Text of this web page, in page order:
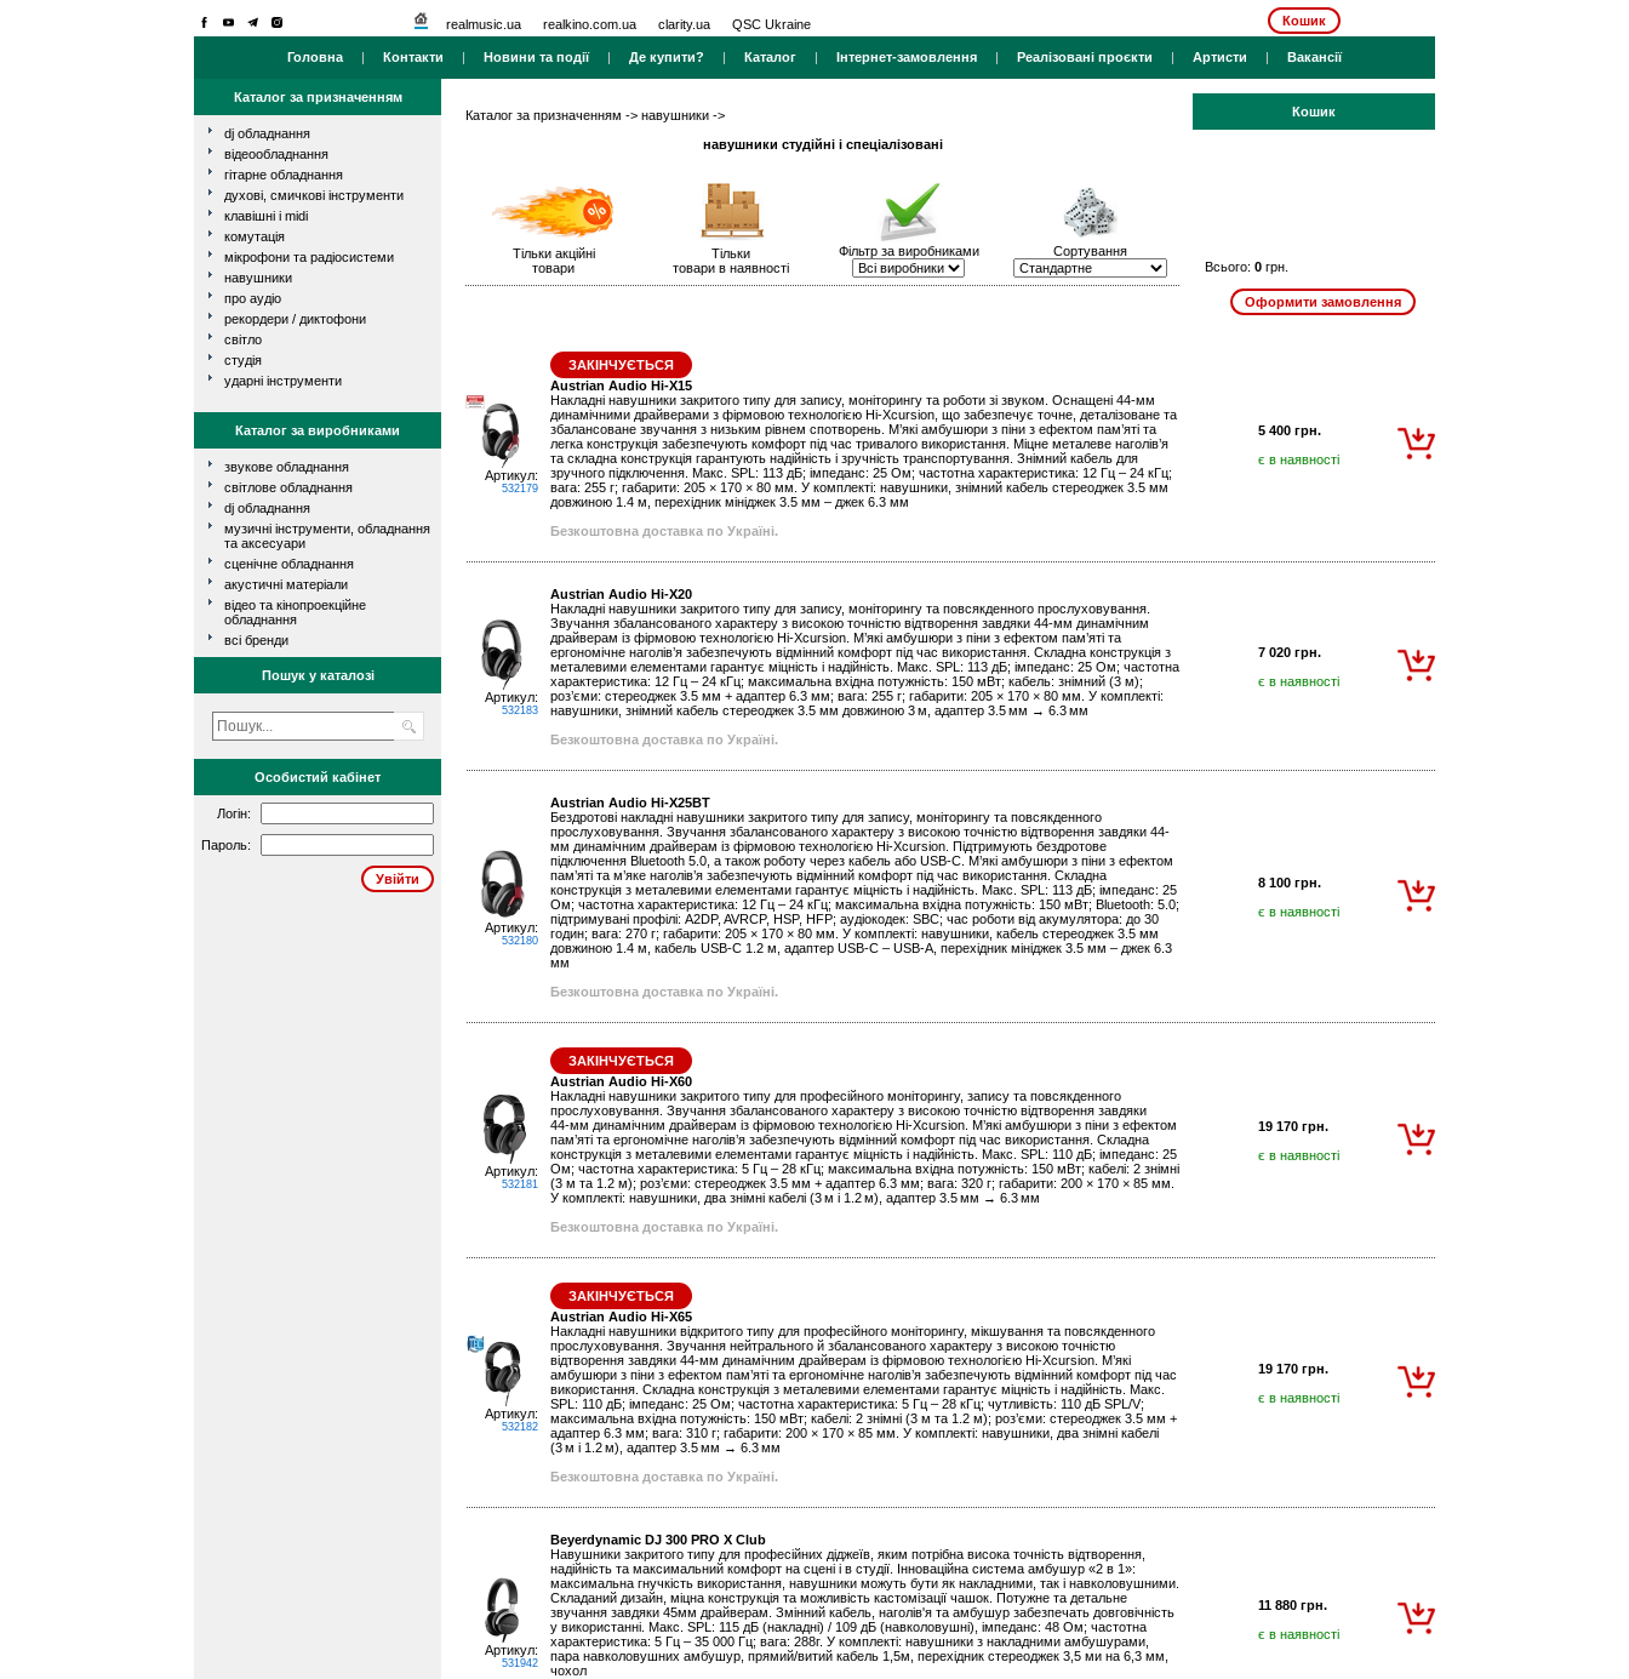
realmusic.ua realkino.com.ua clarity.ua QSC Ukraine Кошик
Головна | Контакти | Новини та події| Де купити? | Каталог | Інтернет-замовлення | Реалізовані проєкти | Артисти | Вакансії
Каталог за призначенням
dj обладнання
відеообладнання
гітарне обладнання
духові, смичкові інструменти
клавішні і midi
комутація
мікрофони та радіосистеми
навушники
про аудіо
рекордери / диктофони
світло
студія
ударні інструменти
Каталог за виробниками
звукове обладнання
світлове обладнання
dj обладнання
музичні інструменти, обладнання
та аксесуари
сценічне обладнання
акустичні матеріали
відео та кінопроекційне
обладнання
всі бренди
Пошук у каталозі
Особистий кабінет
Логін:
Пароль:
Каталог за призначенням -> навушники ->
навушники студійні і спеціалізовані
Тільки акційні
товари
Тільки
товари в наявності
Фільтр за виробниками Сортування
Кошик
Всього: 0 грн.
Артикул:
532179
ЗАКІНЧУЄТЬСЯ
Austrian Audio Hi-X15
Накладні навушники закритого типу для запису, моніторингу та роботи зі звуком. Оснащені 44-мм
динамічними драйверами з фірмовою технологією Hi-Xcursion, що забезпечує точне, деталізоване та
збалансоване звучання з низьким рівнем спотворень. М’які амбушюри з піни з ефектом пам’яті та
легка конструкція забезпечують комфорт під час тривалого використання. Міцне металеве наголів’я
та складна конструкція гарантують надійність і зручність транспортування. Знімний кабель для
зручного підключення. Макс. SPL: 113 дБ; імпеданс: 25 Ом; частотна характеристика: 12 Гц – 24 кГц;
вага: 255 г; габарити: 205 × 170 × 80 мм. У комплекті: навушники, знімний кабель стереоджек 3.5 мм
довжиною 1.4 м, перехідник мініджек 3.5 мм – джек 6.3 мм
Безкоштовна доставка по Україні.
5 400 грн.
є в наявності
Артикул:
532183
Austrian Audio Hi-X20
Накладні навушники закритого типу для запису, моніторингу та повсякденного прослуховування.
Звучання збалансованого характеру з високою точністю відтворення завдяки 44‑мм динамічним
драйверам із фірмовою технологією Hi‑Xcursion. М’які амбушюри з піни з ефектом пам’яті та
ергономічне наголів’я забезпечують відмінний комфорт під час використання. Складна конструкція з
металевими елементами гарантує міцність і надійність. Макс. SPL: 113 дБ; імпеданс: 25 Ом; частотна
характеристика: 12 Гц – 24 кГц; максимальна вхідна потужність: 150 мВт; кабель: знімний (3 м);
роз’єми: стереоджек 3.5 мм + адаптер 6.3 мм; вага: 255 г; габарити: 205 × 170 × 80 мм. У комплекті:
навушники, знімний кабель стереоджек 3.5 мм довжиною 3 м, адаптер 3.5 мм → 6.3 мм
Безкоштовна доставка по Україні.
7 020 грн.
є в наявності
Артикул:
532180
Austrian Audio Hi-X25BT
Бездротові накладні навушники закритого типу для запису, моніторингу та повсякденного
прослуховування. Звучання збалансованого характеру з високою точністю відтворення завдяки 44-
мм динамічним драйверам із фірмовою технологією Hi-Xcursion. Підтримують бездротове
підключення Bluetooth 5.0, а також роботу через кабель або USB-C. М’які амбушюри з піни з ефектом
пам’яті та м’яке наголів’я забезпечують відмінний комфорт під час використання. Складна
конструкція з металевими елементами гарантує міцність і надійність. Макс. SPL: 113 дБ; імпеданс: 25
Ом; частотна характеристика: 12 Гц – 24 кГц; максимальна вхідна потужність: 150 мВт; Bluetooth: 5.0;
підтримувані профілі: A2DP, AVRCP, HSP, HFP; аудіокодек: SBC; час роботи від акумулятора: до 30
годин; вага: 270 г; габарити: 205 × 170 × 80 мм. У комплекті: навушники, кабель стереоджек 3.5 мм
довжиною 1.4 м, кабель USB-C 1.2 м, адаптер USB-C – USB-A, перехідник мініджек 3.5 мм – джек 6.3
мм
Безкоштовна доставка по Україні.
8 100 грн.
є в наявності
Артикул:
532181
ЗАКІНЧУЄТЬСЯ
Austrian Audio Hi‑X60
Накладні навушники закритого типу для професійного моніторингу, запису та повсякденного
прослуховування. Звучання збалансованого характеру з високою точністю відтворення завдяки
44‑мм динамічним драйверам із фірмовою технологією Hi‑Xcursion. М’які амбушюри з піни з ефектом
пам’яті та ергономічне наголів’я забезпечують відмінний комфорт під час використання. Складна
конструкція з металевими елементами гарантує міцність і надійність. Макс. SPL: 110 дБ; імпеданс: 25
Ом; частотна характеристика: 5 Гц – 28 кГц; максимальна вхідна потужність: 150 мВт; кабелі: 2 знімні
(3 м та 1.2 м); роз’єми: стереоджек 3.5 мм + адаптер 6.3 мм; вага: 320 г; габарити: 200 × 170 × 85 мм.
У комплекті: навушники, два знімні кабелі (3 м і 1.2 м), адаптер 3.5 мм → 6.3 мм
Безкоштовна доставка по Україні.
19 170 грн.
є в наявності
Артикул:
532182
ЗАКІНЧУЄТЬСЯ
Austrian Audio Hi‑X65
Накладні навушники відкритого типу для професійного моніторингу, мікшування та повсякденного
прослуховування. Звучання нейтрального й збалансованого характеру з високою точністю
відтворення завдяки 44‑мм динамічним драйверам із фірмовою технологією Hi‑Xcursion. М’які
амбушюри з піни з ефектом пам’яті та ергономічне наголів’я забезпечують відмінний комфорт під час
використання. Складна конструкція з металевими елементами гарантує міцність і надійність. Макс.
SPL: 110 дБ; імпеданс: 25 Ом; частотна характеристика: 5 Гц – 28 кГц; чутливість: 110 дБ SPL/V;
максимальна вхідна потужність: 150 мВт; кабелі: 2 знімні (3 м та 1.2 м); роз’єми: стереоджек 3.5 мм +
адаптер 6.3 мм; вага: 310 г; габарити: 200 × 170 × 85 мм. У комплекті: навушники, два знімні кабелі
(3 м і 1.2 м), адаптер 3.5 мм → 6.3 мм
Безкоштовна доставка по Україні.
19 170 грн.
є в наявності
Артикул:
531942
Beyerdynamic DJ 300 PRO X Club
Навушники закритого типу для професійних діджеїв, яким потрібна висока точність відтворення,
надійність та максимальний комфорт на сцені і в студії. Інноваційна система амбушур «2 в 1»:
максимальна гнучкість використання, навушники можуть бути як накладними, так і навколовушними.
Складаний дизайн, міцна конструкція та можливість кастомізації чашок. Потужне та детальне
звучання завдяки 45мм драйверам. Змінний кабель, наголів'я та амбушур забезпечать довговічність
у використанні. Макс. SPL: 115 дБ (накладні) / 109 дБ (навколовушні), імпеданс: 48 Ом; частотна
характеристика: 5 Гц – 35 000 Гц; вага: 288г. У комплекті: навушники з накладними амбушурами,
пара навколовушних амбушур, прямий/витий кабель 1,5м, перехідник стереоджек 3,5 ми на 6,3 мм,
чохол
11 880 грн.
є в наявності